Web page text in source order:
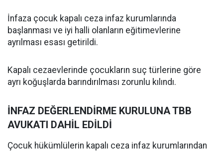
İnfaza çocuk kapalı ceza infaz kurumlarında
başlanması ve iyi halli olanların eğitimevlerine
ayrılması esası getirildi.
Kapalı cezaevlerinde çocukların suç türlerine göre
ayrı koğuşlarda barındırılması zorunlu kılındı.
İNFAZ DEĞERLENDİRME KURULUNA TBB
AVUKATI DAHİL EDİLDİ
Çocuk hükümlülerin kapalı ceza infaz kurumlarından